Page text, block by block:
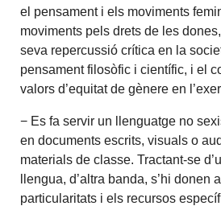
el pensament i els moviments
moviments pels drets de les
seva repercussió crítica en la
pensament filosòfic i científic, i el
valors d’equitat de gènere en
− Es fa servir un llenguatge no
en documents escrits, visuals o
materials de classe. Tractant-se
llengua, d’altra banda, s’hi donen
particularitats i els recursos